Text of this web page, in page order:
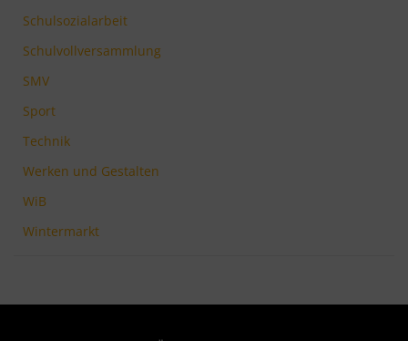
Schulsozialarbeit
Schulvollversammlung
SMV
Sport
Technik
Werken und Gestalten
WiB
Wintermarkt